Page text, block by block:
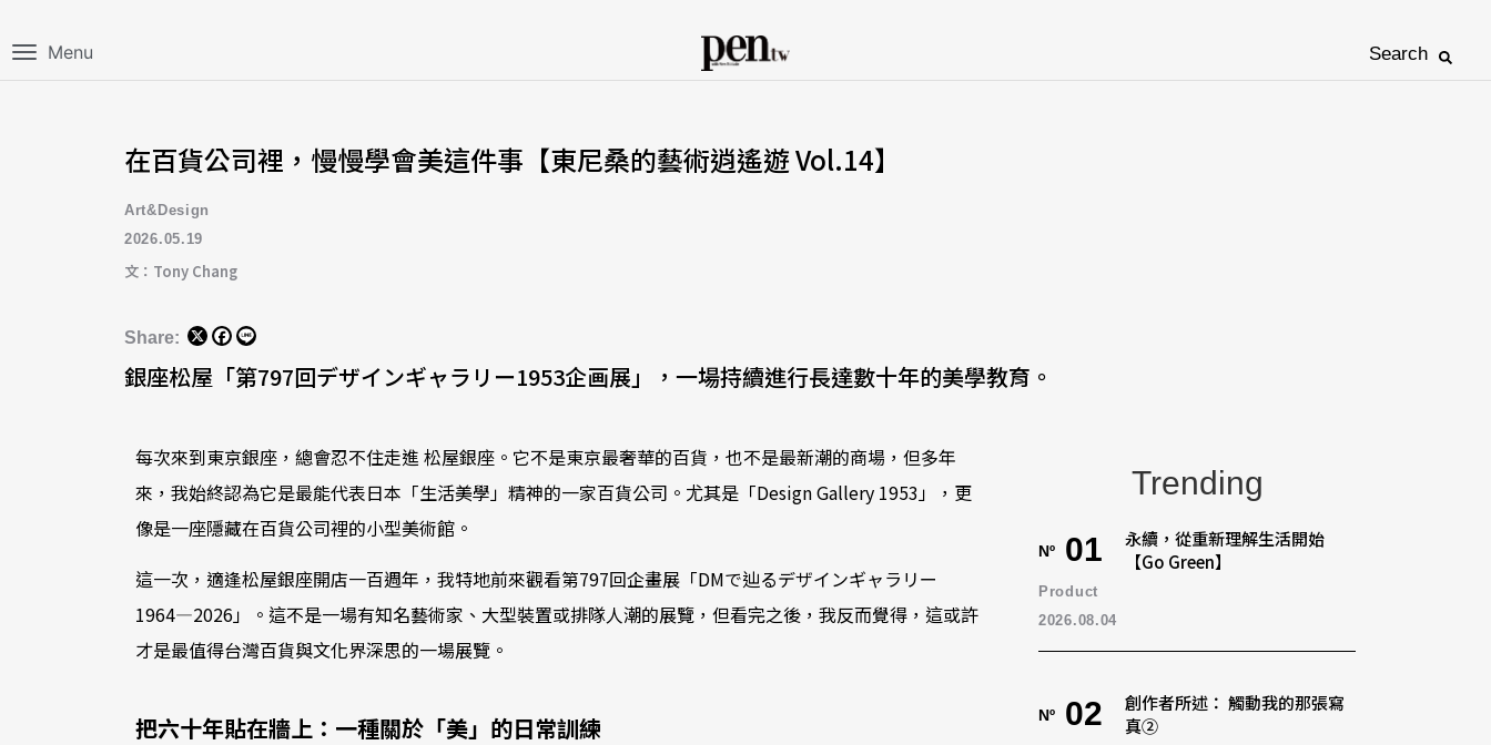
Menu Search
在百貨公司裡，慢慢學會美這件事【東尼桑的藝術逍遙遊 Vol.14】
Art&Design
2026.05.19
文：Tony Chang
Share:
銀座松屋「第797回デザインギャラリー1953企画展」，一場持續進行長達數十年的美學教育。
每次來到東京銀座，總會忍不住走進 松屋銀座。它不是東京最奢華的百貨，也不是最新潮的商場，但多年
來，我始終認為它是最能代表日本「生活美學」精神的一家百貨公司。尤其是「Design Gallery 1953」，更
像是一座隱藏在百貨公司裡的小型美術館。
這一次，適逢松屋銀座開店一百週年，我特地前來觀看第797回企畫展「DMで辿るデザインギャラリー
1964―2026」。這不是一場有知名藝術家、大型裝置或排隊人潮的展覽，但看完之後，我反而覺得，這或許
才是最值得台灣百貨與文化界深思的一場展覽。
把六十年貼在牆上：一種關於「美」的日常訓練
Trending
Nº 01
永續，從重新理解生活開始
【Go Green】
Product
2026.08.04
Nº 02
創作者所述： 觸動我的那張寫
真②